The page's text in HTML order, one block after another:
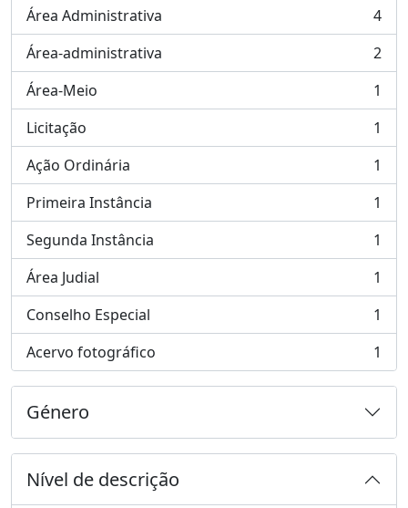
Área Administrativa
, 4 resultados
4
Área-administrativa
, 2 resultados
2
Área-Meio
, 1 resultados
1
Licitação
, 1 resultados
1
Ação Ordinária
, 1 resultados
1
Primeira Instância
, 1 resultados
1
Segunda Instância
, 1 resultados
1
Área Judial
, 1 resultados
1
Conselho Especial
, 1 resultados
1
Acervo fotográfico
, 1 resultados 1
Género
Nível de descrição